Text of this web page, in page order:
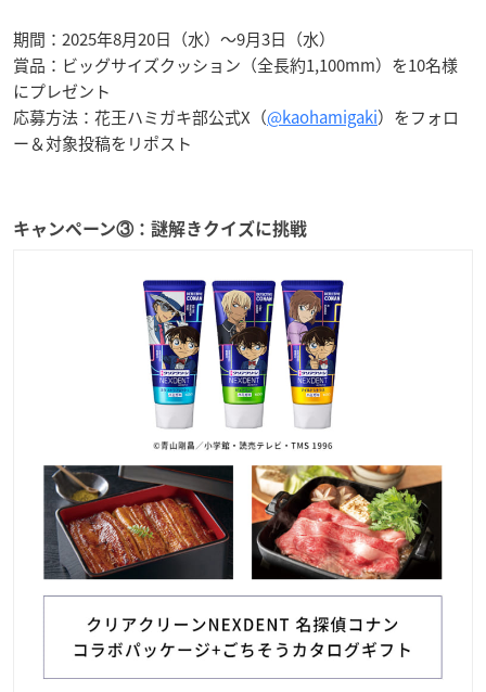
期間：2025年8月20日（水）～9月3日（水）
賞品：ビッグサイズクッション（全長約1,100mm）を10名様
にプレゼント
応募方法：花王ハミガキ部公式X（@kaohamigaki）をフォロ
ー＆対象投稿をリポスト
キャンペーン③：謎解きクイズに挑戦